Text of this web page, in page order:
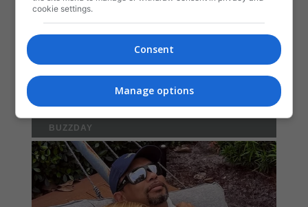
cookie settings.
Consent
Manage options